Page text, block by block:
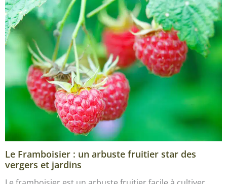
Le Framboisier : un arbuste fruitier star des
vergers et jardins